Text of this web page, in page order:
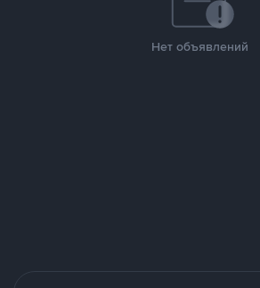
Нет объявлений